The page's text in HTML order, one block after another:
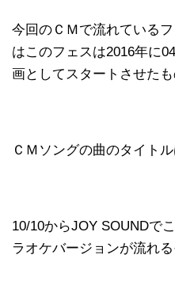
今回のＣＭで流れている
はこのフェスは2016年に
画としてスタートさせたも
ＣＭソングの曲のタイトル
10/10からJOY SOUNDで
ラオケバージョンが流れる